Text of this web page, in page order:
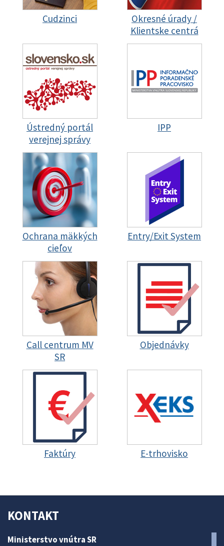
Cudzinci
Okresné úrady /
Klientske centrá
Ústredný portál
verejnej správy
IPP
Ochrana mäkkých
cieľov
Entry/Exit System
Call centrum MV
SR
Objednávky
Faktúry E-trhovisko
KONTAKT
Ministerstvo vnútra SR